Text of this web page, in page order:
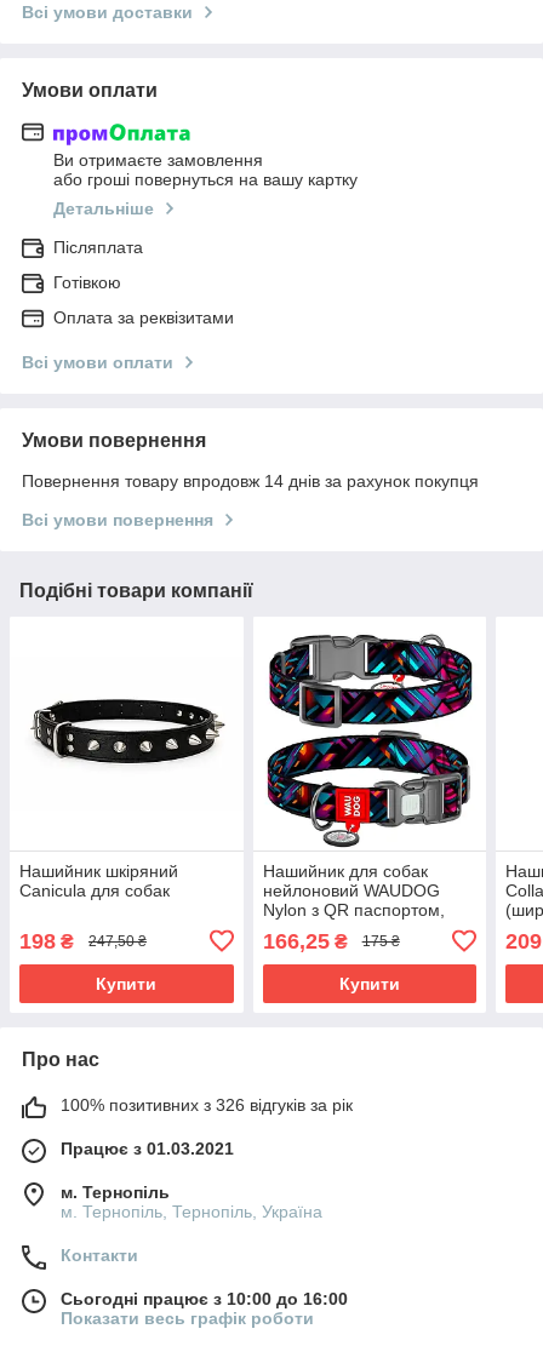
Всі умови доставки
Умови оплати
Ви отримаєте замовлення
або гроші повернуться на вашу картку
Детальніше
Післяплата
Готівкою
Оплата за реквізитами
Всі умови оплати
Умови повернення
Повернення товару впродовж 14 днів за рахунок покупця
Всі умови повернення
Подібні товари компанії
Нашийник шкіряний
Canicula для собак
198 ₴ 247,50 ₴
Купити
Нашийник для собак
нейлоновий WAUDOG
Nylon з QR паспортом,
світи", пластиковий
фастекс
166,25₴ 175 ₴
Купити
Про нас
100% позитивних з 326 відгуків за рік
Працює з 01.03.2021
м. Тернопіль
м. Тернопіль, Тернопіль, Україна
Контакти
Сьогодні працює з 10:00 до 16:00
Показати весь графік роботи